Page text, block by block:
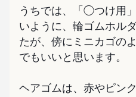
うちでは、「◯つけ用
いように、輪ゴムホル
たが、傍にミニカゴの
でもいいと思います。
ヘアゴムは、赤やピン